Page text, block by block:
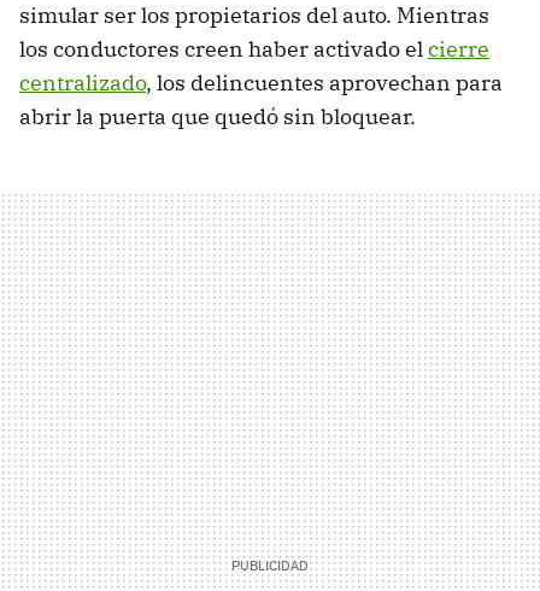
simular ser los propietarios del auto. Mientras
los conductores creen haber activado elcierre
centralizado, los delincuentes aprovechan para
abrir la puerta que quedó sin bloquear.